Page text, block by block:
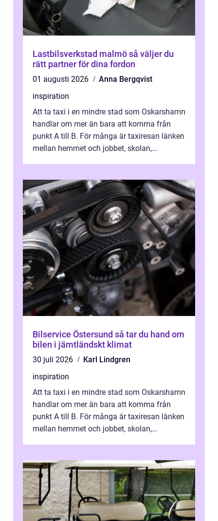
Lastbilsverkstad malmö så väljer du
rätt partner för dina fordon
01 augusti 2026
Anna Bergqvist
inspiration
Att ta taxi i en mindre stad som Oskarshamn
handlar om mer än bara att komma från
punkt A till B. För många är taxiresan länken
mellan hemmet och jobbet, skolan,
Bilservice Östersund så tar du hand om
bilen i jämtländskt klimat
30 juli 2026
Karl Lindgren
inspiration
Att ta taxi i en mindre stad som Oskarshamn
handlar om mer än bara att komma från
punkt A till B. För många är taxiresan länken
mellan hemmet och jobbet, skolan,